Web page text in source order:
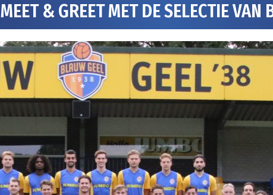
MEET & GREET MET DE SELECTIE VAN